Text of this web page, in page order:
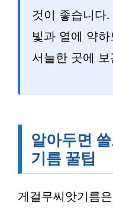
것이 좋습니다.
빛과 열에 약
서늘한 곳에
알아두면
기름 꿀팁
게걸무씨앗기름